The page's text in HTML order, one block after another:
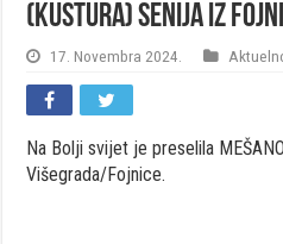
(Kustura) SENIJA iz
17. Novembra 2024.
Na Bolji svijet je preselila
Višegrada/Fojnice.